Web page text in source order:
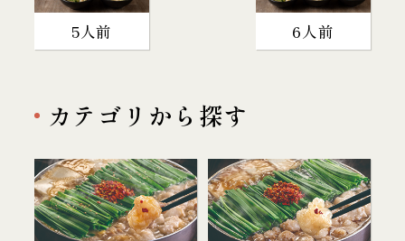
5人前 6人前
カテゴリから探す